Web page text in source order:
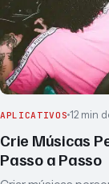
APLICATIVOS 12 min
Crie Músicas
Passo a Passo